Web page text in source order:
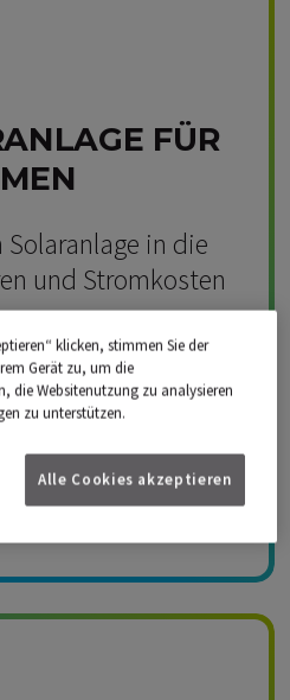
FÜR
in die
und Stromkosten
klicken, stimmen Sie der
Gerät zu, um die
die Websitenutzung zu analysieren
zu unterstützen.
Alle Cookies akzeptieren